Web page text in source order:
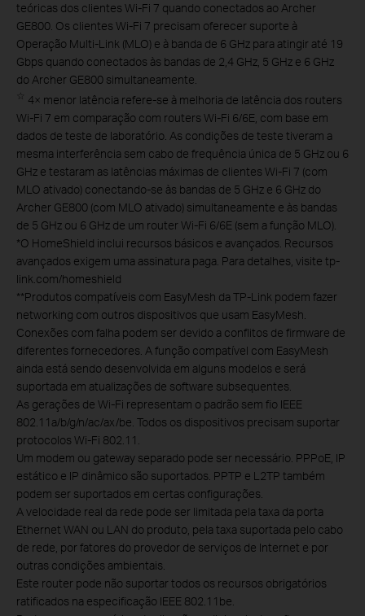
teóricas dos clientes Wi-Fi 7 quando conectados ao Archer
GE800. Os clientes Wi-Fi 7 precisam oferecer suporte à
Operação Multi-Link (MLO) e à banda de 6 GHz para atingir até 19
Gbps quando conectados às bandas de 2,4 GHz, 5 GHz e 6 GHz
do Archer GE800 simultaneamente.
☆ 4× menor latência refere-se à melhoria de latência dos routers
Wi-Fi 7 em comparação com routers Wi-Fi 6/6E, com base em
dados de teste de laboratório. As condições de teste tiveram a
mesma interferência sem cabo de frequência única de 5 GHz ou 6
GHz e testaram as latências máximas de clientes Wi-Fi 7 (com
MLO ativado) conectando-se às bandas de 5 GHz e 6 GHz do
Archer GE800 (com MLO ativado) simultaneamente e às bandas
de 5 GHz ou 6 GHz de um router Wi-Fi 6/6E (sem a função MLO).
*O HomeShield inclui recursos básicos e avançados. Recursos
avançados exigem uma assinatura paga. Para detalhes, visite tp-
link.com/homeshield
**Produtos compatíveis com EasyMesh da TP-Link podem fazer
networking com outros dispositivos que usam EasyMesh.
Conexões com falha podem ser devido a conflitos de firmware de
diferentes fornecedores. A função compatível com EasyMesh
ainda está sendo desenvolvida em alguns modelos e será
suportada em atualizações de software subsequentes.
As gerações de Wi-Fi representam o padrão sem fio IEEE
802.11a/b/g/n/ac/ax/be. Todos os dispositivos precisam suportar
protocolos Wi-Fi 802.11.
Um modem ou gateway separado pode ser necessário. PPPoE, IP
estático e IP dinâmico são suportados. PPTP e L2TP também
podem ser suportados em certas configurações.
A velocidade real da rede pode ser limitada pela taxa da porta
Ethernet WAN ou LAN do produto, pela taxa suportada pelo cabo
de rede, por fatores do provedor de serviços de Internet e por
outras condições ambientais.
Este router pode não suportar todos os recursos obrigatórios
ratificados na especificação IEEE 802.11be.